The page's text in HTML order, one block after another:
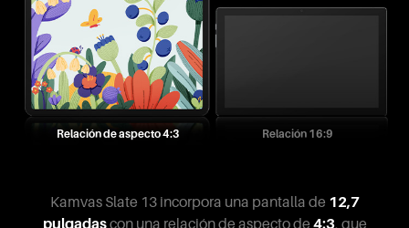
Relación de aspecto 4:3 Relación 16:9
Kamvas Slate 13 incorpora una pantalla de 12,7
pulgadascon una relación de aspecto de 4:3, que